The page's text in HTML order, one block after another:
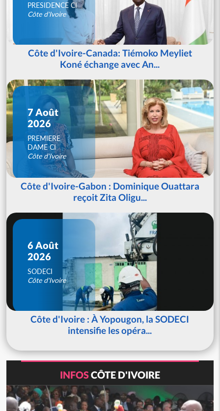
PRESIDENCE CI
Côte d'Ivoire
Côte d'Ivoire-Canada: Tiémoko Meyliet
Koné échange avec An...
7 Août
2026
PREMIERE
DAME CI
Côte d'Ivoire
Côte d'Ivoire-Gabon : Dominique Ouattara
reçoit Zita Oligu...
6 Août
2026
SODECI
Côte d'Ivoire
Côte d'Ivoire : À Yopougon, la SODECI
intensifie les opéra...
INFOSCÔTE D'IVOIRE